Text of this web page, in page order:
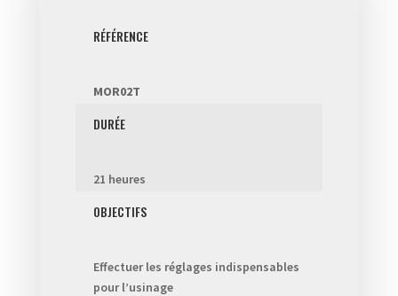
RÉFÉRENCE
MOR02T
DURÉE
21 heures
OBJECTIFS
Effectuer les réglages indispensables
pour l’usinage